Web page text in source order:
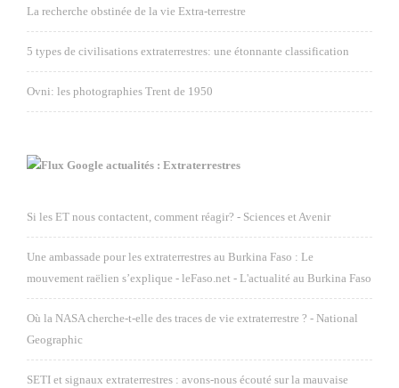
La recherche obstinée de la vie Extra-terrestre
5 types de civilisations extraterrestres: une étonnante classification
Ovni: les photographies Trent de 1950
Google actualités : Extraterrestres
Si les ET nous contactent, comment réagir? - Sciences et Avenir
Une ambassade pour les extraterrestres au Burkina Faso : Le
mouvement raëlien s’explique - leFaso.net - L'actualité au Burkina Faso
Où la NASA cherche-t-elle des traces de vie extraterrestre ? - National
Geographic
SETI et signaux extraterrestres : avons-nous écouté sur la mauvaise